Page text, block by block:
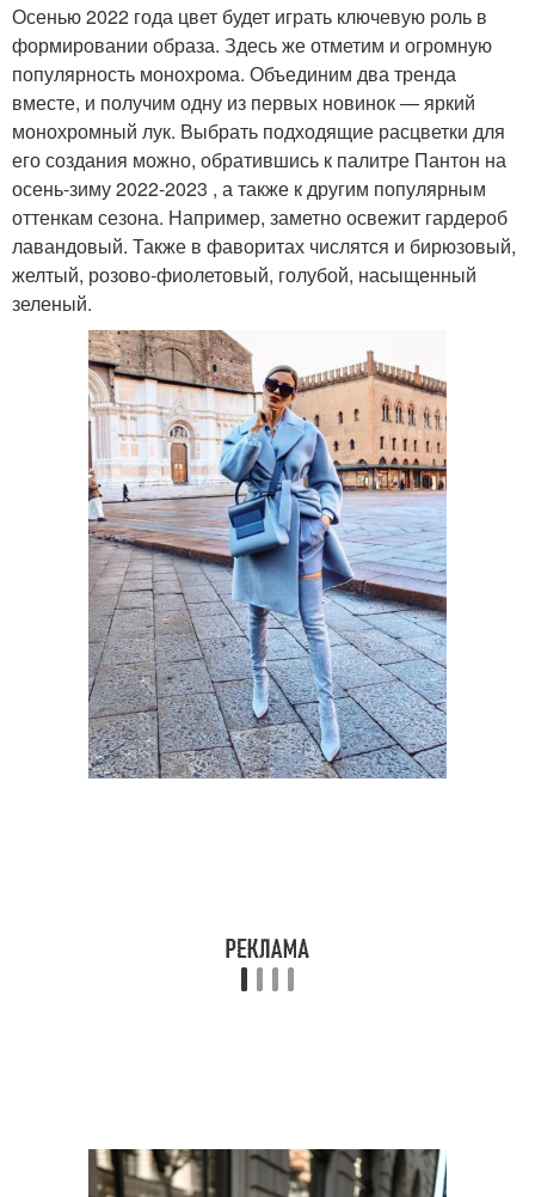
Осенью 2022 года цвет будет играть ключевую роль в
формировании образа. Здесь же отметим и огромную
популярность монохрома. Объединим два тренда
вместе, и получим одну из первых новинок — яркий
монохромный лук. Выбрать подходящие расцветки для
его создания можно, обратившись к палитре Пантон на
осень-зиму 2022-2023 , а также к другим популярным
оттенкам сезона. Например, заметно освежит гардероб
лавандовый. Также в фаворитах числятся и бирюзовый,
желтый, розово-фиолетовый, голубой, насыщенный
зеленый.